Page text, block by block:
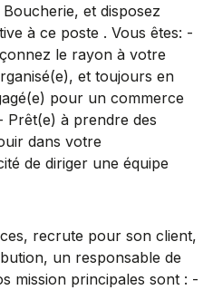
et disposez
à ce poste . Vous êtes: -
le rayon à votre
et toujours en
pour un commerce
Prêt(e) à prendre des
dans votre
de diriger une équipe
recrute pour son client,
un responsable de
mission principales sont : -